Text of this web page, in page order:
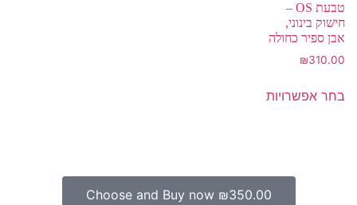
טבעת OS –
חישוק בינוני,
אבן ספיר כחולה
₪310.00
בחר אפשרויות
₪350.00
Choose and Buy now